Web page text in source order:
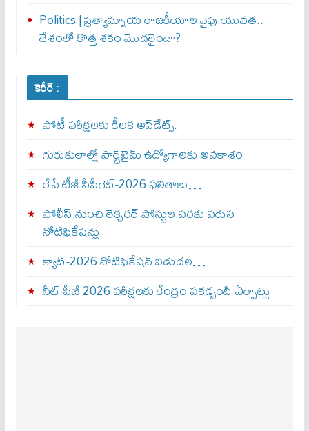
Politics | ప్రత్యామ్నాయ రాజకీయాల వైపు యువత..
దేశంలో కొత్త శకం మొదలైందా?
కెరీర్ :
పోటీ పరీక్షలకు కీలక అప్‌డేట్స్.
గురుకులాల్లో పార్ట్‌టైమ్ ఉద్యోగాలకు అవకాశం
రేపే టీజీ సీపీగెట్‌-2026 ఫలితాలు…
పోలీస్ నుంచి లెక్చరర్ పోస్టుల వరకు వరుస
నోటిఫికేషన్లు
క్యాట్-2026 నోటిఫికేషన్ విడుదల…
నీట్-పీజీ 2026 పరీక్షలకు కేంద్రం పకడ్బందీ ఏర్పాట్లు